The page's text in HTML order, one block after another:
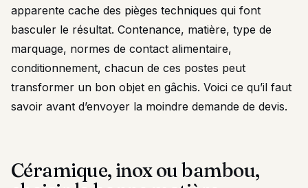
apparente cache des pièges techniques qui font
basculer le résultat. Contenance, matière, type de
marquage, normes de contact alimentaire,
conditionnement, chacun de ces postes peut
transformer un bon objet en gâchis. Voici ce qu’il faut
savoir avant d’envoyer la moindre demande de devis.
Céramique, inox ou bambou,